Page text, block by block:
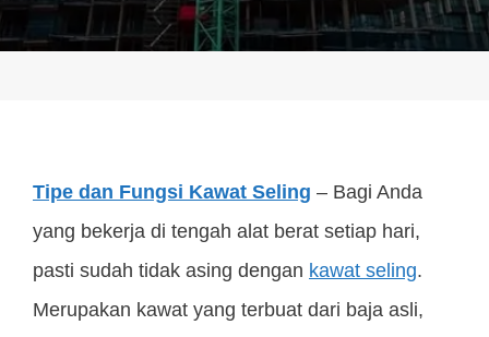
Tipe dan Fungsi Kawat Seling – Bagi Anda
yang bekerja di tengah alat berat setiap hari,
pasti sudah tidak asing dengan kawat seling.
Merupakan kawat yang terbuat dari baja asli,